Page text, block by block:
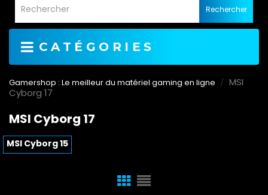
Rechercher
CATÉGORIES
Gamershop : Le meilleur du matériel gaming en ligne
MSI
Cyborg 17
MSI Cyborg 17
MSI Cyborg 15